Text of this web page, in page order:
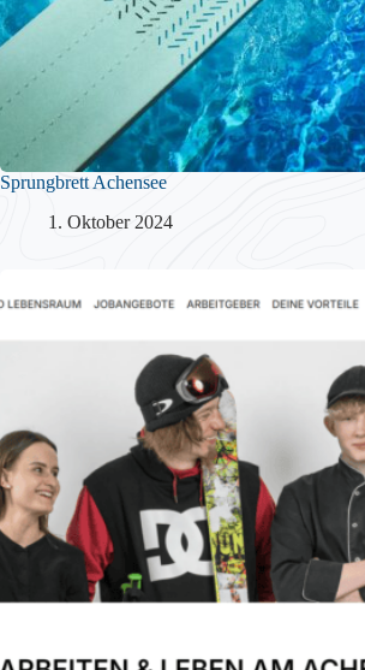
Sprungbrett Achensee
1. Oktober 2024